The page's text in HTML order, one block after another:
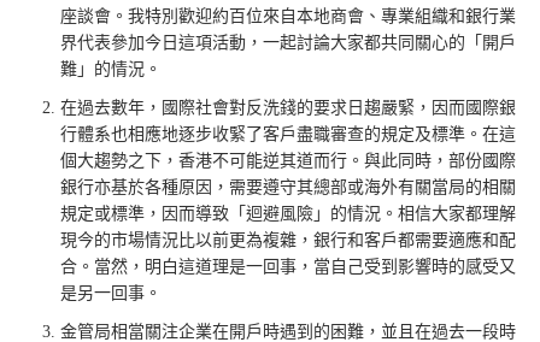
座談會。我特別歡迎約百位來自本地商會、專業組織和銀行業
界代表參加今日這項活動，一起討論大家都共同關心的「開戶
難」的情況。
在過去數年，國際社會對反洗錢的要求日趨嚴緊，因而國際銀
行體系也相應地逐步收緊了客戶盡職審查的規定及標準。在這
個大趨勢之下，香港不可能逆其道而行。與此同時，部份國際
銀行亦基於各種原因，需要遵守其總部或海外有關當局的相關
規定或標準，因而導致「迴避風險」的情況。相信大家都理解
現今的市場情況比以前更為複雜，銀行和客戶都需要適應和配
合。當然，明白這道理是一回事，當自己受到影響時的感受又
是另一回事。
金管局相當關注企業在開戶時遇到的困難，並且在過去一段時